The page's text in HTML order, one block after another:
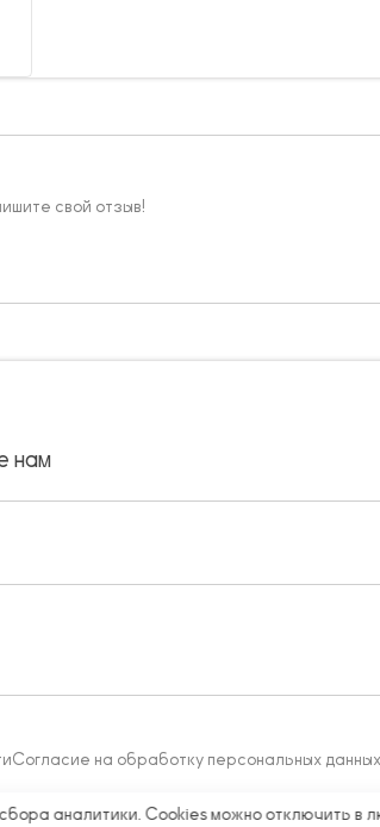
свой отзыв!
нам
Согласие на обработку персональных данных
аналитики. Cookies можно отключить в